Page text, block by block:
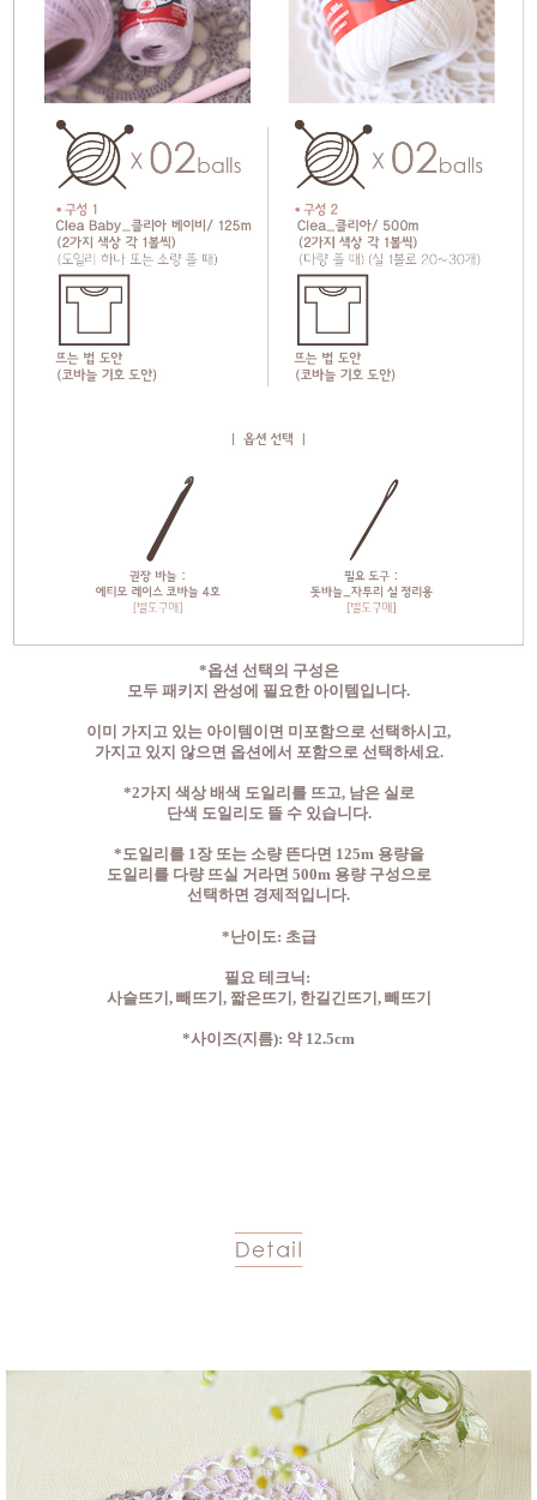
*옵션 선택의 구성은
모두 패키지 완성에 필요한 아이템입니다.
이미 가지고 있는 아이템이면 미포함으로 선택하시고,
가지고 있지 않으면 옵션에서 포함으로 선택하세요.
*2가지 색상 배색 도일리를 뜨고, 남은 실로
단색 도일리도 뜰 수 있습니다.
*도일리를 1장 또는 소량 뜬다면 125m 용량을
도일리를 다량 뜨실 거라면 500m 용량 구성으로
선택하면 경제적입니다.
*난이도: 초급
필요 테크닉:
사슬뜨기, 빼뜨기, 짧은뜨기, 한길긴뜨기, 빼뜨기
*사이즈(지름): 약 12.5cm